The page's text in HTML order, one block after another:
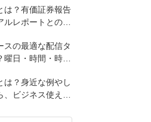
式会社
は？有価証券報告
レポートとの違
スの最適な配信タ
日・時間・時期
は？身近な例やし
、ビジネス使える